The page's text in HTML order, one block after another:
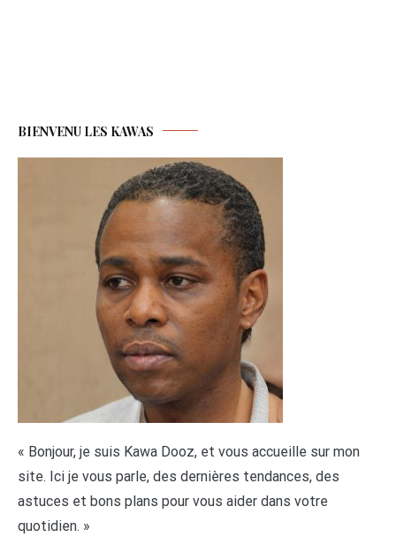
BIENVENU LES KAWAS
« Bonjour, je suis Kawa Dooz, et vous accueille sur mon
site. Ici je vous parle, des dernières tendances, des
astuces et bons plans pour vous aider dans votre
quotidien. »